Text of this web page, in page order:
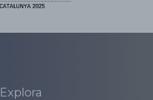
Explora